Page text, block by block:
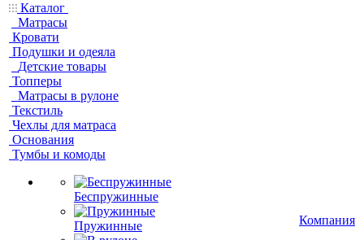
Каталог
Матрасы
Кровати
Подушки и одеяла
Детские товары
Топперы
Матрасы в рулоне
Текстиль
Чехлы для матраса
Основания
Тумбы и комоды
Беспружинные
Пружинные
Компания